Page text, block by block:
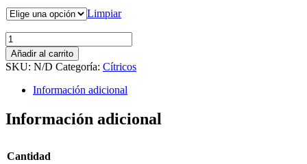
1,13€
hasta
4,50€
Limpiar
Clementina
cantidad
Añadir al carrito
SKU: N/D Categoría: Cítricos
Información adicional
Información adicional
Cantidad